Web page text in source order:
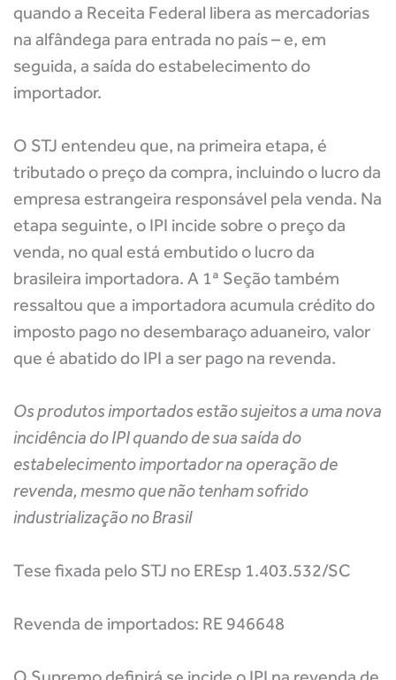
quando a Receita Federal libera as mercadorias
na alfândega para entrada no país – e, em
seguida, a saída do estabelecimento do
importador.
O STJ entendeu que, na primeira etapa, é
tributado o preço da compra, incluindo o lucro da
empresa estrangeira responsável pela venda. Na
etapa seguinte, o IPI incide sobre o preço da
venda, no qual está embutido o lucro da
brasileira importadora. A 1ª Seção também
ressaltou que a importadora acumula crédito do
imposto pago no desembaraço aduaneiro, valor
que é abatido do IPI a ser pago na revenda.
Os produtos importados estão sujeitos a uma nova
incidência do IPI quando de sua saída do
estabelecimento importador na operação de
revenda, mesmo que não tenham sofrido
industrialização no Brasil
Tese fixada pelo STJ no EREsp 1.403.532/SC
Revenda de importados: RE 946648